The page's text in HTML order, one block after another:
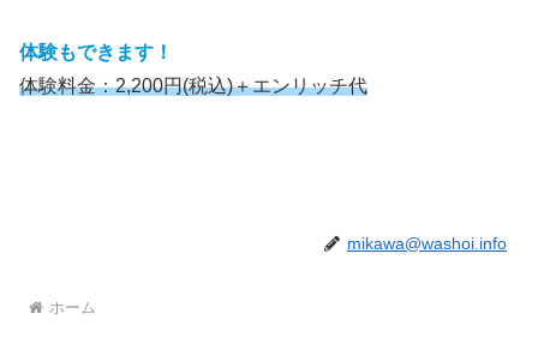
体験もできます！
体験料金：2,200円(税込)＋エンリッチ代
mikawa@washoi.info
ホーム